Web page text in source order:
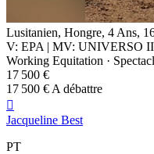
Lusitanien, Hongre, 4 Ans,
V: EPA | MV: UNIVERSO II
Working Equitation ·
17 500 €
17 500 € A débattre

Jacqueline Best
PT